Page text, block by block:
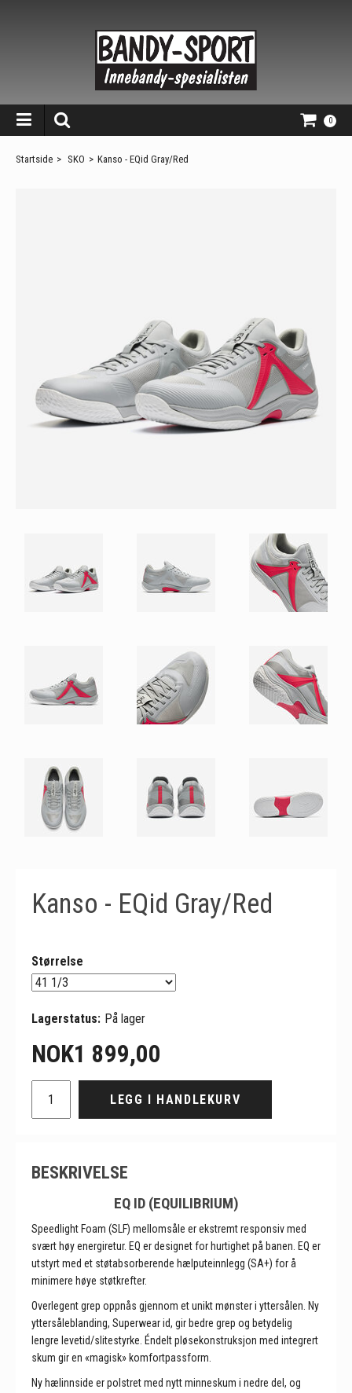
0
Startside > SKO > Kanso - EQid Gray/Red
Kanso - EQid Gray/Red
Størrelse
Lagerstatus: På lager
NOK1 899,00
LEGG I HANDLEKURV
BESKRIVELSE
EQ ID (EQUILIBRIUM)
Speedlight Foam (SLF) mellomsåle er ekstremt responsiv med
svært høy energiretur. EQ er designet for hurtighet på banen. EQ er
utstyrt med et støtabsorberende hælputeinnlegg (SA+) for å
minimere høye støtkrefter.
Overlegent grep oppnås gjennom et unikt mønster i yttersålen. Ny
yttersåleblanding, Superwear id, gir bedre grep og betydelig
lengre levetid/slitestyrke. Éndelt pløsekonstruksjon med integrert
skum gir en «magisk» komfortpassform.
Ny hælinnside er polstret med nytt minneskum i nedre del, og